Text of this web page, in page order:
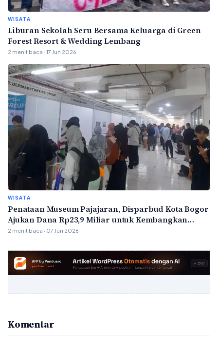
WISATA
Liburan Sekolah Seru Bersama Keluarga di Green
Forest Resort & Wedding Lembang
2 menit baca · 17 Jun 2026
WISATA
Penataan Museum Pajajaran, Disparbud Kota Bogor
Ajukan Dana Rp23,9 Miliar untuk Kembangkan
Wisata Budaya
2 menit baca · 07 Jun 2026
Komentar